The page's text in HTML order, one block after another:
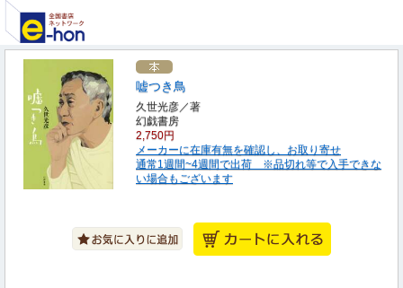
嘘つき鳥
久世光彦／著
幻戯書房
2,750円
メーカーに在庫有無を確認し、お取り寄せ
通常1週間~4週間で出荷 ※品切れ等で入手できな
い場合もございます